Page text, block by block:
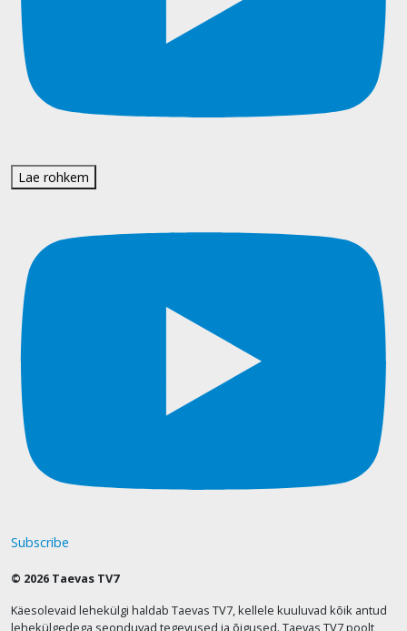
Lae rohkem
Subscribe
© 2026 Taevas TV7
Käesolevaid lehekülgi haldab Taevas TV7, kellele kuuluvad kõik antud
lehekülgedega seonduvad tegevused ja õigused. Taevas TV7 poolt